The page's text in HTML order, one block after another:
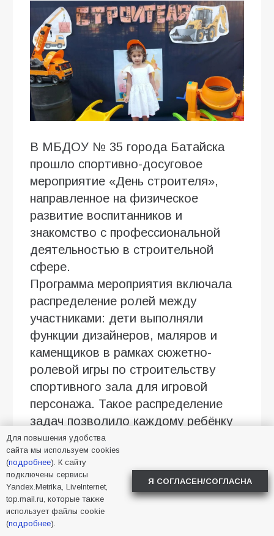
В МБДОУ № 35 города Батайска
прошло спортивно-досуговое
мероприятие «День строителя»,
направленное на физическое
развитие воспитанников и
знакомство с профессиональной
деятельностью в строительной
сфере.
Программа мероприятия включала
распределение ролей между
участниками: дети выполняли
функции дизайнеров, маляров и
каменщиков в рамках сюжетно-
ролевой игры по строительству
спортивного зала для игровой
персонажа. Такое распределение
задач позволило каждому ребёнку
проявить себя в командной
деятельности.
Основную часть праздника
составили спортивные эстафеты с
элементами имитации строительных
работ: перенос условных
Для повышения удобства
сайта мы используем cookies
(подробнее). К сайту
подключены сервисы
Yandex.Metrika, LiveInternet,
top.mail.ru, которые также
использует файлы cookie
(подробнее).
Я СОГЛАСЕН/СОГЛАСНА